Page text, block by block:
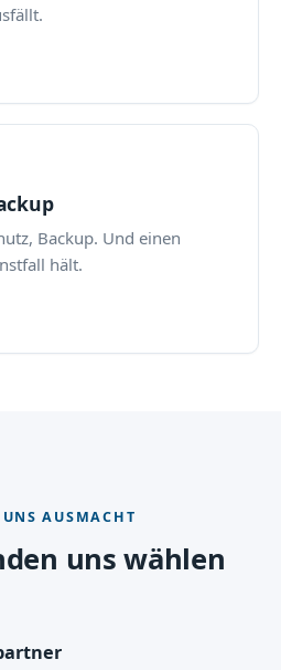
Backup. Und einen
hält.
AUSMACHT
uns wählen